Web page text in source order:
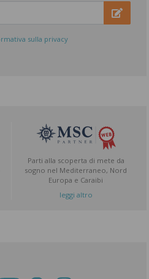
sulla privacy
Parti alla scoperta di mete da
sogno nel Mediterraneo, Nord
Europa e Caraibi
leggi altro